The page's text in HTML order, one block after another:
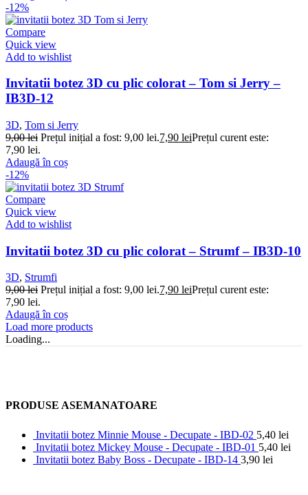
-12%
Compare
Quick view
Add to wishlist
Invitatii botez 3D cu plic colorat – Tom si Jerry –
IB3D-12
3D, Tom si Jerry
9,00lei Prețul inițial a fost: 9,00 lei.7,90 leiPrețul curent este:
7,90 lei.
Adaugă în coș
-12%
Compare
Quick view
Add to wishlist
Invitatii botez 3D cu plic colorat – Strumf – IB3D-10
3D, Strumfi
9,00lei Prețul inițial a fost: 9,00 lei.7,90 leiPrețul curent este:
7,90 lei.
Adaugă în coș
Load more products
Loading...
PRODUSE ASEMANATOARE
Invitatii botez Minnie Mouse - Decupate - IBD-02 5,40 lei
Invitatii botez Mickey Mouse - Decupate - IBD-01 5,40 lei
Invitatii botez Baby Boss - Decupate - IBD-14 3,90 lei